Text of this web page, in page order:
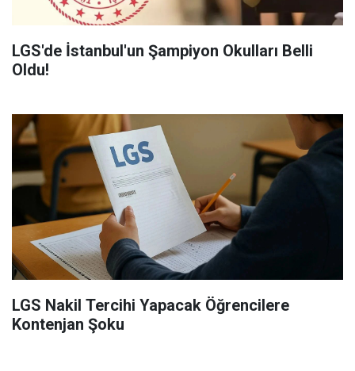
LGS'de İstanbul'un Şampiyon Okulları Belli
Oldu!
LGS Nakil Tercihi Yapacak Öğrencilere
Kontenjan Şoku